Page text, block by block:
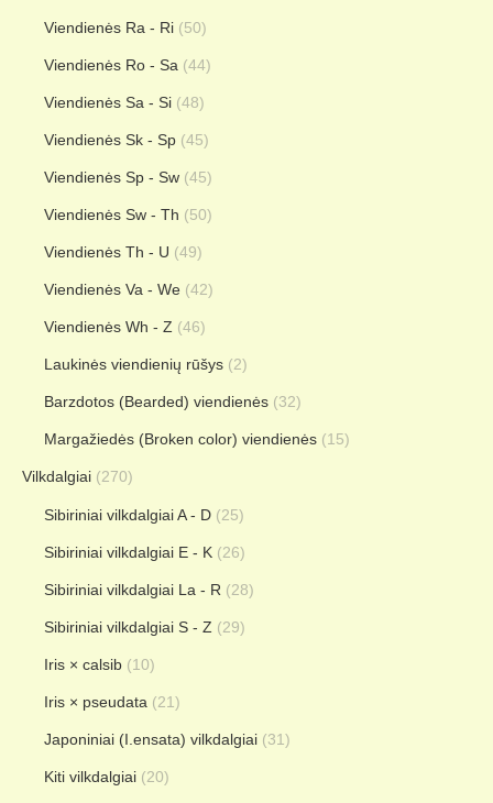
Viendienės Ra - Ri (50)
Viendienės Ro - Sa (44)
Viendienės Sa - Si (48)
Viendienės Sk - Sp (45)
Viendienės Sp - Sw (45)
Viendienės Sw - Th (50)
Viendienės Th - U (49)
Viendienės Va - We (42)
Viendienės Wh - Z (46)
Laukinės viendienių rūšys (2)
Barzdotos (Bearded) viendienės (32)
Margažiedės (Broken color) viendienės (15)
Vilkdalgiai (270)
Sibiriniai vilkdalgiai A - D (25)
Sibiriniai vilkdalgiai E - K (26)
Sibiriniai vilkdalgiai La - R (28)
Sibiriniai vilkdalgiai S - Z (29)
Iris × calsib (10)
Iris × pseudata (21)
Japoniniai (I.ensata) vilkdalgiai (31)
Kiti vilkdalgiai (20)